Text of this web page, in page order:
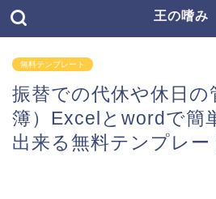
王の嗜み
無料テンプレート
振替での代休や休日の
簿）Excelとwordで簡
出来る無料テンプレー